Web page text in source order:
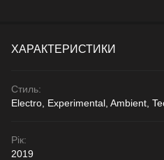
ХАРАКТЕРИСТИКИ
Стиль:
Electro, Experimental, Ambient,
Рік:
2019